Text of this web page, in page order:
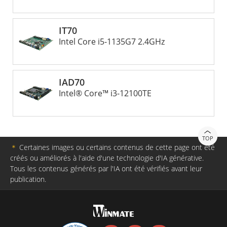
exigeants, réduisant ainsi les temps d'arrêt et les coûts de
maintenance. La carte embarquée Mini-ITX de Winmate est
un excellent choix pour tous ceux qui recherchent une
solution informatique puissante et fiable pour diverses
applications industrielles. Grâce à sa taille compacte, à ses
peut contribuer à améliorer la productivité et l'efficacité
tout en réduisant les temps d'arrêt et les coûts de
IT70
Intel Core i5-1135G7 2.4GHz
IAD70
Intel® Core™ i3-12100TE
TOP
＊ Certaines images ou certains contenus de cette page ont été
créés ou améliorés à l'aide d'une technologie d'IA générative.
Tous les contenus générés par l'IA ont été vérifiés avant leur
publication.